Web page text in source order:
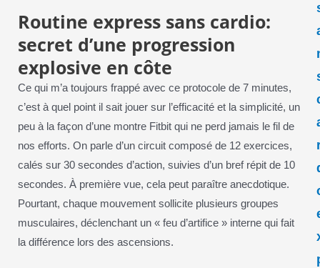
Routine express sans cardio:
secret d’une progression
explosive en côte
Ce qui m’a toujours frappé avec ce protocole de 7 minutes,
c’est à quel point il sait jouer sur l’efficacité et la simplicité, un
peu à la façon d’une montre Fitbit qui ne perd jamais le fil de
nos efforts. On parle d’un circuit composé de 12 exercices,
calés sur 30 secondes d’action, suivies d’un bref répit de 10
secondes. À première vue, cela peut paraître anecdotique.
Pourtant, chaque mouvement sollicite plusieurs groupes
musculaires, déclenchant un « feu d’artifice » interne qui fait
la différence lors des ascensions.